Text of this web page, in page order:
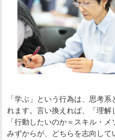
「学ぶ」という行為は、思考
れます。言い換えれば、「理解
「行動したいのか＝スキル・
みずからが、どちらを志向し